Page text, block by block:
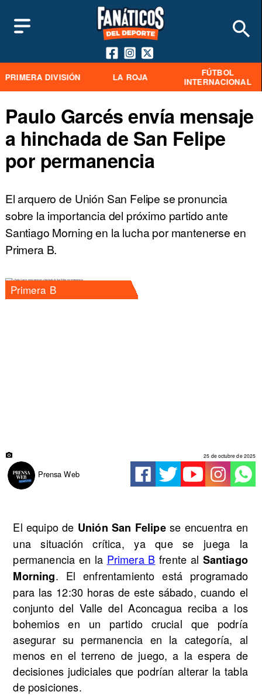
PRIMERA DIVISIÓN LA ROJA
FÚTBOL
INTERNACIONAL
Paulo Garcés envía mensaje
a hinchada de San Felipe
por permanencia
El arquero de Unión San Felipe se pronuncia
sobre la importancia del próximo partido ante
Santiago Morning en la lucha por mantenerse en
Primera B.
Primera B
Prensa Web
25 de octubre de 2025
El equipo de Unión San Felipese encuentra en
una situación crítica, ya que se juega la
permanencia en la Primera B frente al Santiago
Morning. El enfrentamiento está programado
para las 12:30 horas de este sábado, cuando el
conjunto del Valle del Aconcagua reciba a los
bohemios en un partido crucial que podría
asegurar su permanencia en la categoría, al
menos en el terreno de juego, a la espera de
decisiones judiciales que podrían alterar la tabla
de posiciones.